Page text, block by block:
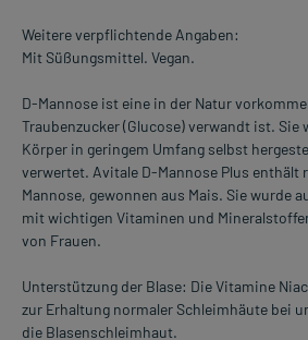
Weitere verpflichtende Angaben:
Mit Süßungsmittel. Vegan.
D-Mannose ist eine in der Natur
Traubenzucker (Glucose) verwandt ist.
Körper in geringem Umfang selbst
verwertet. Avitale D-Mannose Plus enthält
Mannose, gewonnen aus Mais. Sie wurde
mit wichtigen Vitaminen und
von Frauen.
Unterstützung der Blase: Die Vitamine
zur Erhaltung normaler Schleimhäute bei
die Blasenschleimhaut.